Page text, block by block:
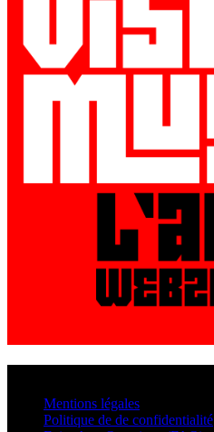
Mentions légales
Politique de de confidentialité